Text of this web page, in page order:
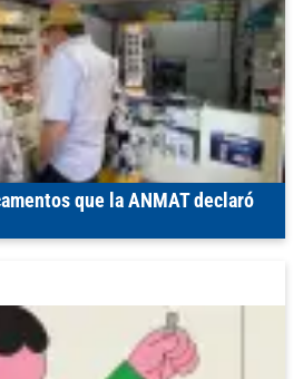
que la ANMAT declaró